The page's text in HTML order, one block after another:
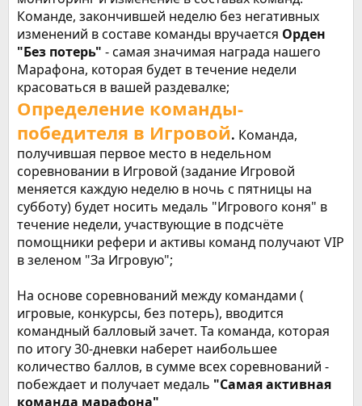
Команде, закончившей неделю без негативных
изменений в составе команды вручается Орден
"Без потерь" - самая значимая награда нашего
Марафона, которая будет в течение недели
красоваться в вашей раздевалке;
Определение команды-
победителя в Игровой. Команда,
получившая первое место в недельном
соревновании в Игровой (задание Игровой
меняется каждую неделю в ночь с пятницы на
субботу) будет носить медаль "Игрового коня" в
течение недели, участвующие в подсчёте
помощники рефери и активы команд получают VIP
в зеленом "За Игровую";
На основе соревнований между командами (
игровые, конкурсы, без потерь), вводится
командный балловый зачет. Та команда, которая
по итогу 30-дневки наберет наибольшее
количество баллов, в сумме всех соревнований -
побеждает и получает медаль "Самая активная
команда марафона"